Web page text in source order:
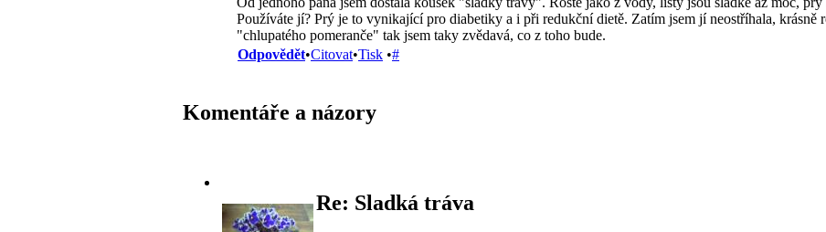
Používáte jí? Prý je to vynikající pro diabetiky a i při redukční dietě. Zatím jsem jí neostříhala, krásně
"chlupatého pomeranče" tak jsem taky zvědavá, co z toho bude.
Odpovědět•Citovat•Tisk •#
Komentáře a názory
Re: Sladká tráva